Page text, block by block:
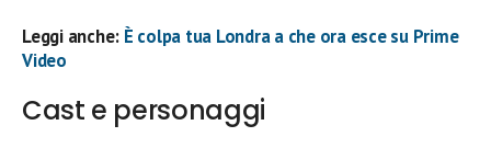
Leggi anche: È colpa tua Londra a che ora esce su Prime
Video
Cast e personaggi